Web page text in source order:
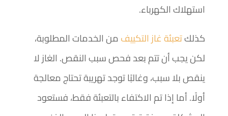
استهلاك الكهرباء.
كذلكتعبئة غاز التكييفمن الخدمات المطلوبة،
لكن يجب أن تتم بعد فحص سبب النقص. الغاز لا
ينقص بلا سبب، وغالبًا توجد تهريبة تحتاج معالجة
أولًا. أما إذا تم الاكتفاء بالتعبئة فقط، فستعود